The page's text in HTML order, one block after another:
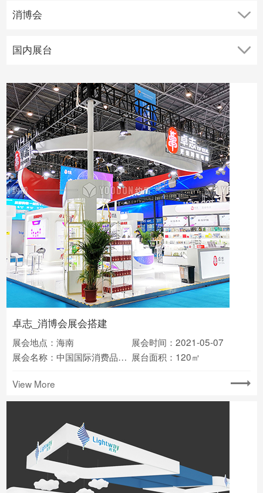
卓志_消博会展会搭建
展会地点：海南
展会时间：2021-05-07
展会名称：中国国际消费品博览会 展台面积：120㎡
View More